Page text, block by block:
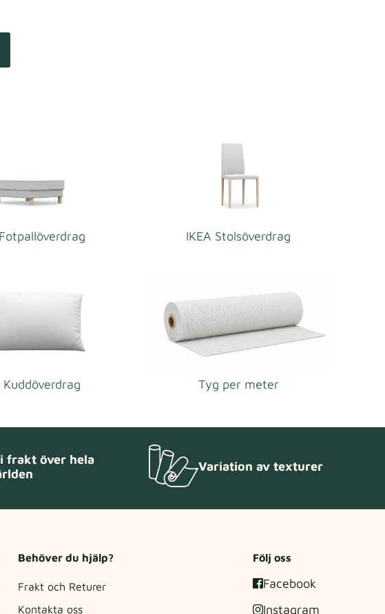
IKEA Stolsöverdrag
Kuddöverdrag Tyg per meter
frakt över hela
Variation av texturer
Behöver du hjälp?
Frakt och Returer
Kontakta oss
Följ oss
Facebook
Instagram